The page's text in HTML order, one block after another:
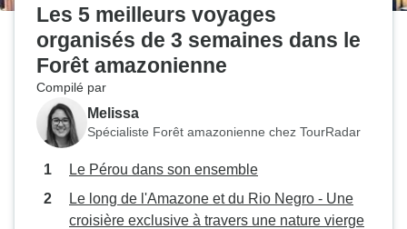
Les 5 meilleurs voyages
organisés de 3 semaines dans le
Forêt amazonienne
Compilé par
Melissa
Spécialiste Forêt amazonienne chez TourRadar
Le Pérou dans son ensemble
Le long de l'Amazone et du Rio Negro - Une
croisière exclusive à travers une nature vierge